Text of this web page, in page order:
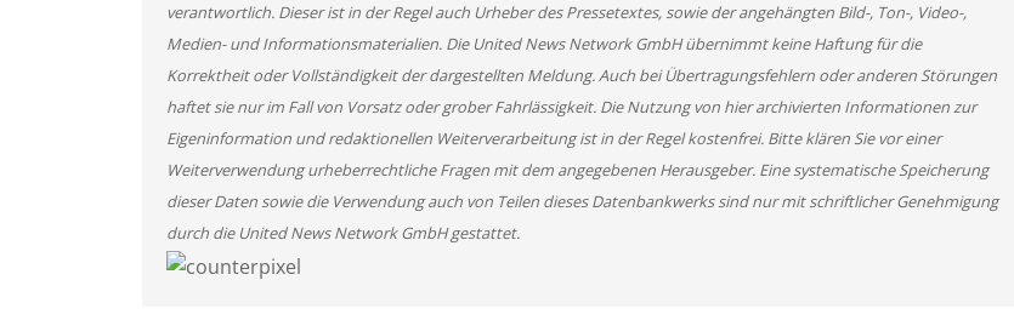
verantwortlich. Dieser ist in der Regel auch Urheber des Pressetextes, sowie der angehängten Bild-, Ton-, Video-,
Medien- und Informationsmaterialien. Die United News Network GmbH übernimmt keine Haftung für die
Korrektheit oder Vollständigkeit der dargestellten Meldung. Auch bei Übertragungsfehlern oder anderen Störungen
haftet sie nur im Fall von Vorsatz oder grober Fahrlässigkeit. Die Nutzung von hier archivierten Informationen zur
Eigeninformation und redaktionellen Weiterverarbeitung ist in der Regel kostenfrei. Bitte klären Sie vor einer
Weiterverwendung urheberrechtliche Fragen mit dem angegebenen Herausgeber. Eine systematische Speicherung
dieser Daten sowie die Verwendung auch von Teilen dieses Datenbankwerks sind nur mit schriftlicher Genehmigung
durch die United News Network GmbH gestattet.